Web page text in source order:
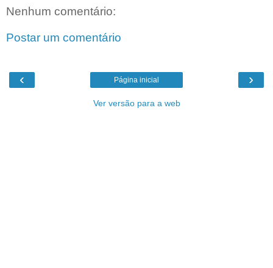
Nenhum comentário:
Postar um comentário
‹ ›
Página inicial
Ver versão para a web